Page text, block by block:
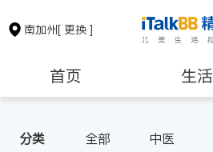
南加州[ 更换 ]
首页 生活
分类 全部 中医